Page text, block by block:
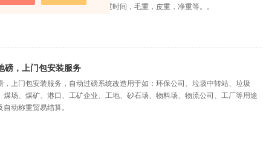
票，小票信息有称重车牌号，称重时间，毛重，皮重，净重等。。
磅，上门包安装服务
，上门包安装服务，自动过磅系统改造用于如：环保公司、垃圾中转站、垃圾
煤场、煤矿、港口、工矿企业、工地、砂石场、物料场、物流公司、工厂等用途
动称重贸易结算。